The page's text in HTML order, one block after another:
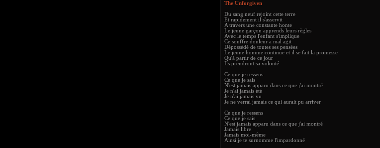
The Unforgiven
Du sang neuf rejoint cette terre
Et rapidement il s'asservit
A travers une constante honte
Le jeune garçon apprends leurs règles
Avec le temps l'enfant s'implique
Ce souffre douleur a mal agit
Dépossédé de toutes ses pensées
Le jeune homme continue et il se fait la promesse
Qu'à partir de ce jour
Ils prendront sa volonté
Ce que je ressens
Ce que je sais
N'est jamais apparu dans ce que j'ai montré
Je n'ai jamais été
Je n'ai jamais vu
Je ne verrai jamais ce qui aurait pu arriver
Ce que je ressens
Ce que je sais
N'est jamais apparu dans ce que j'ai montré
Jamais libre
Jamais moi-même
Ainsi je te surnomme l'impardonné